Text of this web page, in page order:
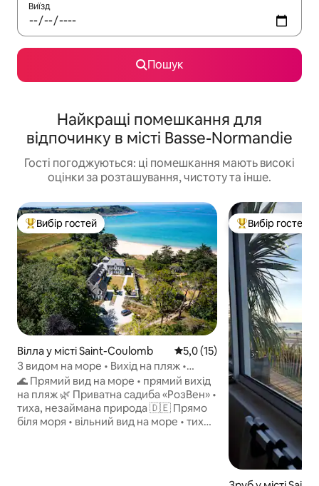
Виїзд
Пошук
Найкращі помешкання для
відпочинку в місті Basse-Normandie
Гості погоджуються: ці помешкання мають високі
оцінки за розташування, чистоту та інше.
Топ вибір гостей
Вибір гостей
Вілла у місті Saint-Coulomb Середня оцінка: 5,0 з 5,
5,0 (15)
З видом на море • Вихід на пляж •
Спокій • Безкоштовний термінал
🌊 Прямий вид на море • прямий вихід
на пляж 🌿 Приватна садиба «РозВен» •
тиха, незаймана природа 🇩🇪 Прямо
біля моря • вільний вид на море • тихо
Топ вибір гостей
Вибір гостей